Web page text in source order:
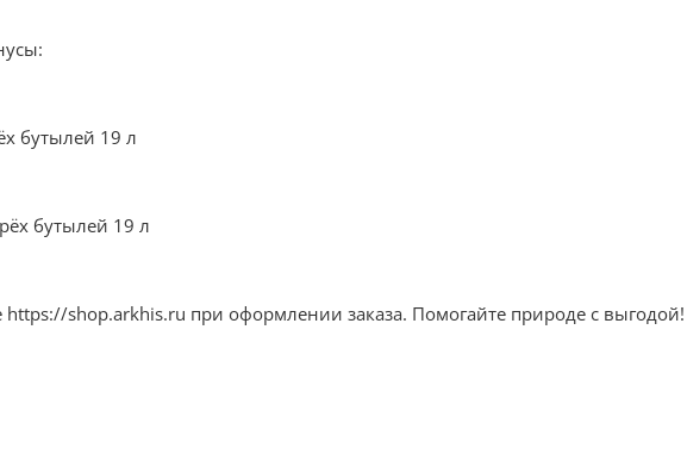
бутылей 19 л
бутылей 19 л
https://shop.arkhis.ru при оформлении заказа. Помогайте природе с выгодой!